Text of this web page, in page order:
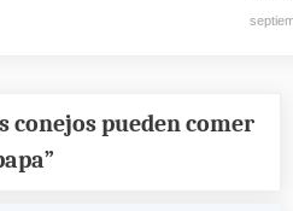
conejos pueden comer
”